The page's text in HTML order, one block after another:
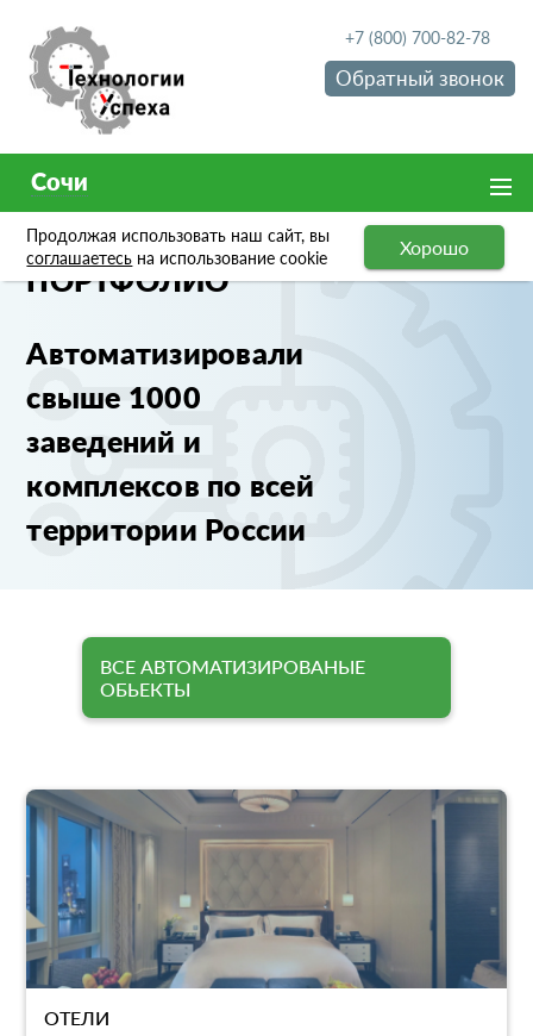
+7 (800) 700-82-78
Обратный звонок
Сочи
Продолжая использовать наш сайт, вы
соглашаетесь на использование cookie Хорошо
ПОРТФОЛИО
Автоматизировали
свыше 1000
заведений и
комплексов по всей
территории России
ВСЕ АВТОМАТИЗИРОВАНЫЕ
ОБЬЕКТЫ
ОТЕЛИ